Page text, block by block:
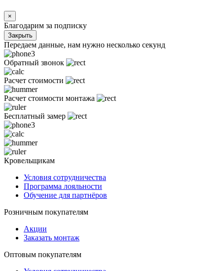
×
Благодарим за подписку
Закрыть
Передаем данные, нам нужно несколько секунд
Обратный звонок
Расчет стоимости
Расчет стоимости монтажа
Бесплатный замер
Кровельщикам
Условия сотрудничества
Программа лояльности
Обучение для партнёров
Розничным покупателям
Акции
Заказать монтаж
Оптовым покупателям